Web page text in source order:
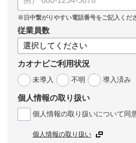
従業員数
カオナビご利用状況
未導入
不明 導入済み
個人情報の取り扱い
個人情報の取り扱いについて同
個人情報の取り扱い